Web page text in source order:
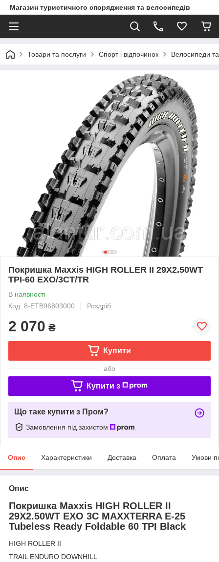
Магазин туристичного спорядження та велосипедів
Товари та послуги Спорт і відпочинок Велосипеди
Покришка Maxxis HIGH ROLLER II 29X2.50WT
TPI-60 EXO/3CT/TR
В наявності
Код: 8-ETB96803000
Роздріб
2 070 ₴
Купити
або
Купити з
Що таке купити з Пром?
Замовлення під захистом
Опис Характеристики Доставка Оплата Умови
Опис
Покришка Maxxis HIGH ROLLER II
29X2.50WT EXO 3C MAXXTERRA E-25
Tubeless Ready Foldable 60 TPI Black
HIGH ROLLER II
TRAIL ENDURO DOWNHILL